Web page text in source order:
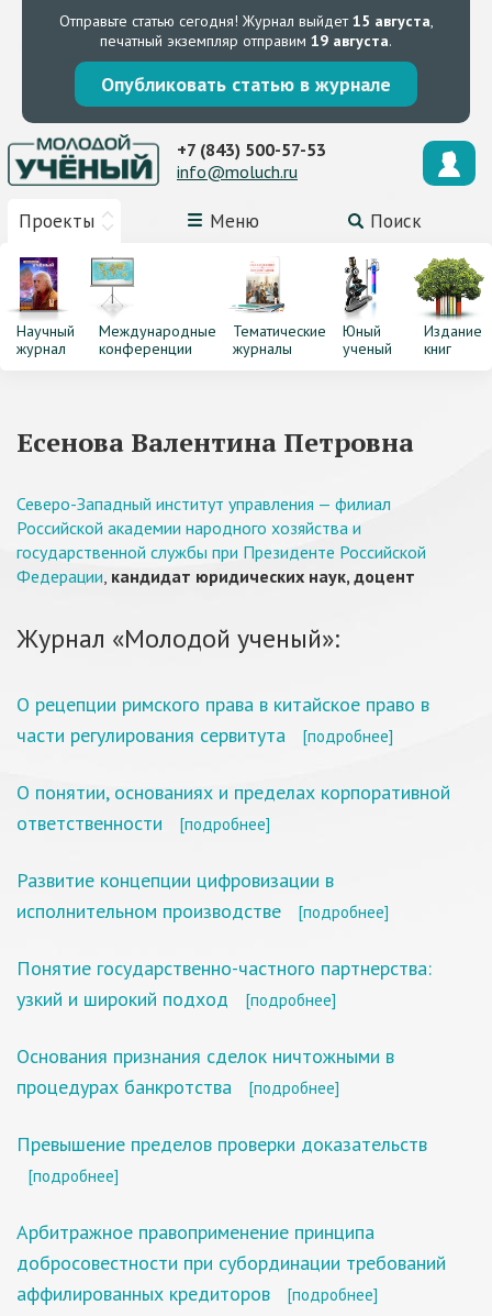
Отправьте статью сегодня! Журнал выйдет15 августа,
печатный экземпляр отправим 19 августа.
Опубликовать статью в журнале
Проекты Меню Поиск
+7 (843) 500-57-53
info@moluch.ru
Научный
журнал
Международные
конференции
Тематические
журналы
Юный
ученый
Издание
книг
Есенова Валентина Петровна
Северо-Западный институт управления — филиал
Российской академии народного хозяйства и
государственной службы при Президенте Российской
Федерации, кандидат юридических наук, доцент
Журнал «Молодой ученый»:
О рецепции римского права в китайское право в
части регулирования сервитута
[подробнее]
О понятии, основаниях и пределах корпоративной
ответственности
[подробнее]
Развитие концепции цифровизации в
исполнительном производстве
[подробнее]
Понятие государственно-частного партнерства:
узкий и широкий подход
[подробнее]
Основания признания сделок ничтожными в
процедурах банкротства
[подробнее]
Превышение пределов проверки доказательств
[подробнее]
Арбитражное правоприменение принципа
добросовестности при субординации требований
аффилированных кредиторов
[подробнее]